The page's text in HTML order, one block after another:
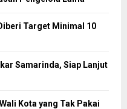
Target Minimal 10
Samarinda, Siap Lanjut
Kota yang Tak Pakai